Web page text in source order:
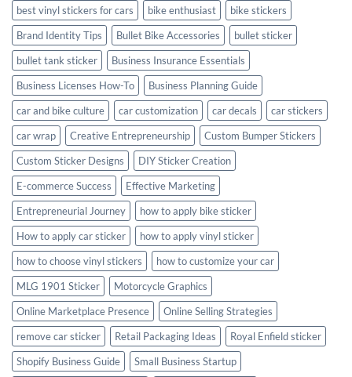
best vinyl stickers for cars
bike enthusiast
bike stickers
Brand Identity Tips
Bullet Bike Accessories
bullet sticker
bullet tank sticker
Business Insurance Essentials
Business Licenses How-To
Business Planning Guide
car and bike culture
car customization car decals
car stickers
car wrap
Creative Entrepreneurship
Custom Bumper Stickers
Custom Sticker Designs
DIY Sticker Creation
E-commerce Success
Effective Marketing
Entrepreneurial Journey
how to apply bike sticker
How to apply car sticker
how to apply vinyl sticker
how to choose vinyl stickers
how to customize your car
MLG 1901 Sticker
Motorcycle Graphics
Online Marketplace Presence
Online Selling Strategies
remove car sticker
Retail Packaging Ideas
Royal Enfield sticker
Shopify Business Guide
Small Business Startup